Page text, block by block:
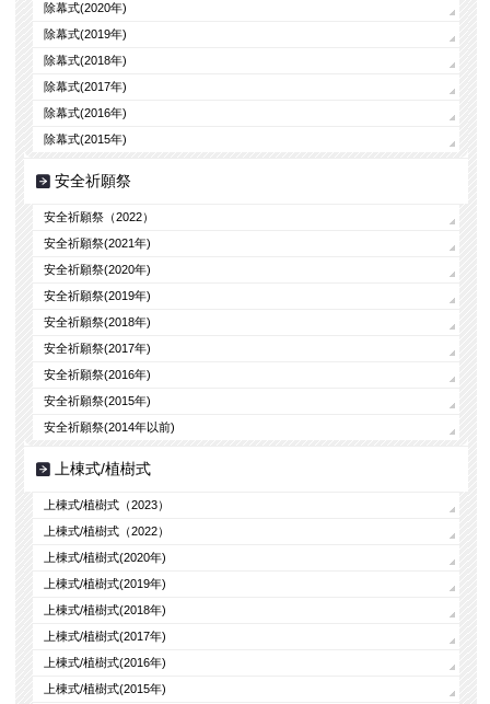
除幕式(2020年)
除幕式(2019年)
除幕式(2018年)
除幕式(2017年)
除幕式(2016年)
除幕式(2015年)
安全祈願祭
安全祈願祭（2022）
安全祈願祭(2021年)
安全祈願祭(2020年)
安全祈願祭(2019年)
安全祈願祭(2018年)
安全祈願祭(2017年)
安全祈願祭(2016年)
安全祈願祭(2015年)
安全祈願祭(2014年以前)
上棟式/植樹式
上棟式/植樹式（2023）
上棟式/植樹式（2022）
上棟式/植樹式(2020年)
上棟式/植樹式(2019年)
上棟式/植樹式(2018年)
上棟式/植樹式(2017年)
上棟式/植樹式(2016年)
上棟式/植樹式(2015年)